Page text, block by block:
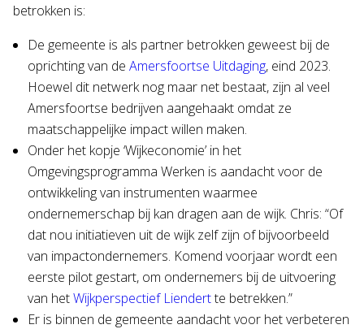
betrokken is:
De gemeente is als partner betrokken geweest bij de
oprichting van de Amersfoortse Uitdaging, eind 2023.
Hoewel dit netwerk nog maar net bestaat, zijn al veel
Amersfoortse bedrijven aangehaakt omdat ze
maatschappelijke impact willen maken.
Onder het kopje ‘Wijkeconomie’ in het
Omgevingsprogramma Werken is aandacht voor de
ontwikkeling van instrumenten waarmee
ondernemerschap bij kan dragen aan de wijk. Chris: “Of
dat nou initiatieven uit de wijk zelf zijn of bijvoorbeeld
van impactondernemers. Komend voorjaar wordt een
eerste pilot gestart, om ondernemers bij de uitvoering
van hetWijkperspectief Liendertte betrekken.”
Er is binnen de gemeente aandacht voor het verbeteren